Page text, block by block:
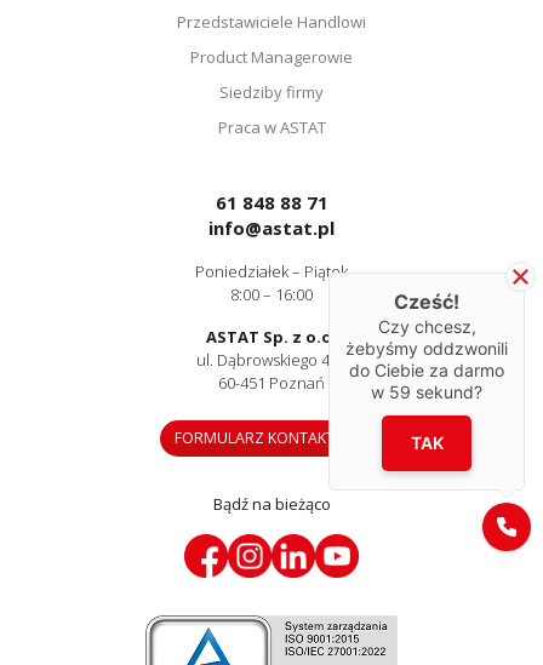
Przedstawiciele Handlowi
Product Managerowie
Siedziby firmy
Praca w ASTAT
61 848 88 71
info@astat.pl
Poniedziałek – Piątek
8:00 – 16:00
ASTAT Sp. z o.o.
ul. Dąbrowskiego 441
60-451 Poznań
FORMULARZ KONTAKTOWY
Bądź na bieżąco
Cześć!
Czy chcesz,
żebyśmy oddzwonili
do Ciebie za darmo
w 59 sekund?
TAK